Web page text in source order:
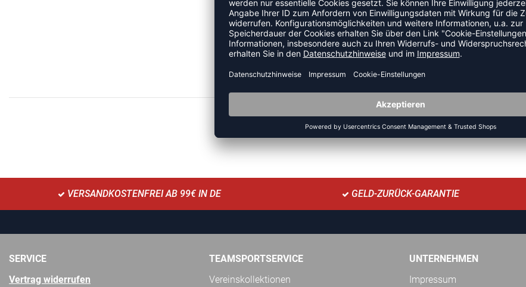
ZULETZT ANGESEHEN
VERSANDKOSTENFREI AB 99€ IN DE GELD-ZURÜCK-GARANTIE
SERVICE
Vertrag widerrufen
TEAMSPORTSERVICE
Vereinskollektionen
UNTERNEHMEN
Impressum